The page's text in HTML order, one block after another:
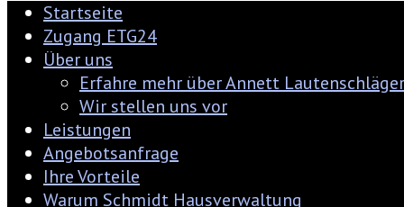
Startseite
Zugang ETG24
Über uns
Erfahre mehr über Annett Lautenschläger
Wir stellen uns vor
Leistungen
Angebotsanfrage
Ihre Vorteile
Warum Schmidt Hausverwaltung